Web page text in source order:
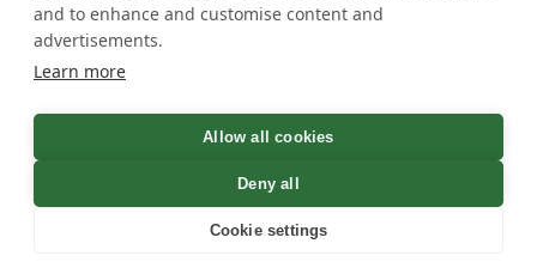
and to enhance and customise content and
advertisements.
Learn more
Allow all cookies
Deny all
Cookie settings
719 opzeggingen afgelopen 30 dagen - 3.666.347
opzeggingen in totaal
GreenOnline BV Gebruiksvoorwaarden